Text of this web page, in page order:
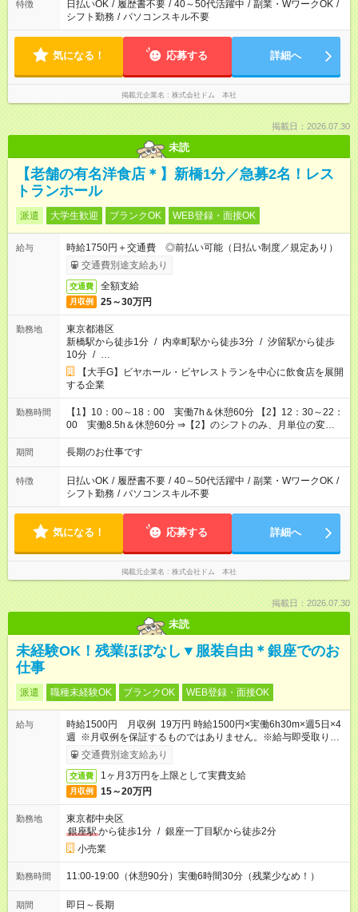
特徴 日払いOK / 履歴書不要 / 40～50代活躍中 / 副業・WワークOK /
シフト勤務 / パソコンスキル不要
気になる！ 応募する 詳細へ
掲載元企業名 株式会社ドム 本社
掲載日：2026.07.30
未読
【老舗の有名洋食店＊】新橋1分／急募2名！レス
トランホール
派遣 大学生歓迎 ブランクOK WEB登録・面接OK
給与
時給1750円＋交通費 ◎前払い可能（日払い制度／規定あり）
交通費別途支給あり
交通費 全額支給
月収例 25～30万円
勤務地
東京都港区
新橋駅から徒歩1分 / 内幸町駅から徒歩3分 / 汐留駅から徒歩
10分 / …
【大手G】ビヤホール・ビヤレストランを中心に飲食店を展開
する企業
勤務時間
【1】10：00～18：00 実働7h＆休憩60分 【2】12：30～22：
00 実働8.5h＆休憩60分 ⇒【2】のシフトのみ、月単位の変形
労働制：160～177.1h/月（超過分は別途全額支給） ★時短相談
OK（6h～）
期間 長期のお仕事です
特徴 日払いOK / 履歴書不要 / 40～50代活躍中 / 副業・WワークOK /
シフト勤務 / パソコンスキル不要
気になる！ 応募する 詳細へ
掲載元企業名 株式会社ドム 本社
掲載日：2026.07.30
未読
未経験OK！残業ほぼなし▼服装自由＊銀座でのお
仕事
派遣 職種未経験OK ブランクOK WEB登録・面接OK
給与
時給1500円 月収例 19万円 時給1500円×実働6h30m×週5日×4
週 ※月収例を保証するものではありません。※給与即受取りサ
ービス利用可（利用条件有）
交通費別途支給あり
交通費 1ヶ月3万円を上限として実費支給
月収例 15～20万円
勤務地
東京都中央区
銀座駅から徒歩1分 / 銀座一丁目駅から徒歩2分
小売業
勤務時間 11:00-19:00（休憩90分）実働6時間30分（残業少なめ！）
期間 即日～長期